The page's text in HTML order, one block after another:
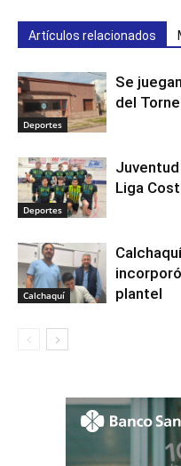
Artículos relacionados
Deportes
Se
del
Deportes
Liga
Calchaquí
plantel